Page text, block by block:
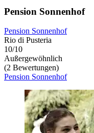
Pension Sonnenhof
Pension Sonnenhof
Rio di Pusteria
10/10
Außergewöhnlich
(2 Bewertungen)
Pension Sonnenhof